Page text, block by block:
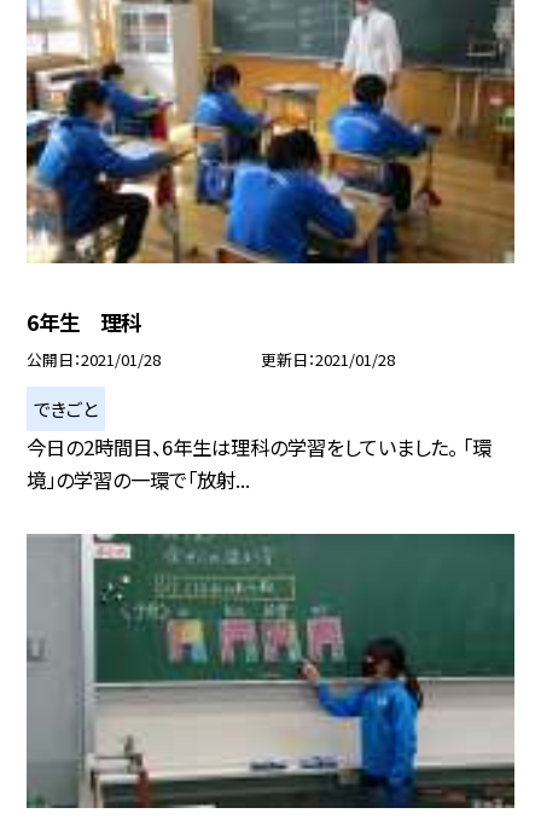
6年生 理科
公開日 2021/01/28 更新日 2021/01/28
できごと
今日の2時間目、6年生は理科の学習をしていました。 「環
境」の学習の一環で「放射...